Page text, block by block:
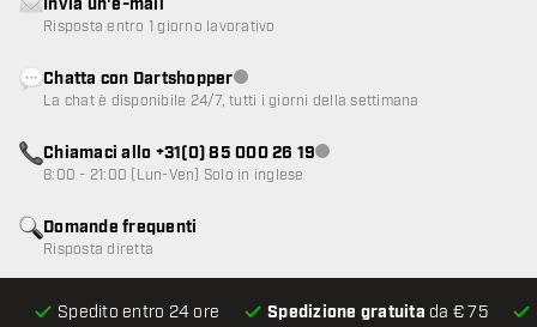
Spedito entro 24 ore Spedizione gratuita da € 75
Domande frequenti
Risposta diretta
Invia un'e-mail
Risposta entro 1 giorno lavorativo
Chatta con DartshopperServizio clienti non disponibile
La chat è disponibile 24/7, tutti i giorni della settimana
Chiamaci allo +31(0) 85 000 26 19Servizio clienti non disponibile
8:00 - 21:00 (Lun-Ven) Solo in inglese